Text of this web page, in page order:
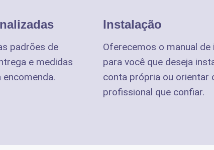
padrões de
e medidas
Instalação
Oferecemos o manual de
para você que deseja
conta própria ou orientar
profissional que confiar.